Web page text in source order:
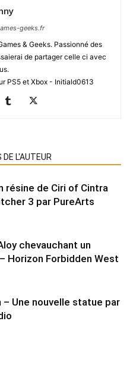
geeks.fr
& Geeks. Passionné des
de partager celle ci avec
PS5 et Xbox - Initiald0613
DE L'AUTEUR
résine de Ciri of Cintra
3 par PureArts
chevauchant un
Horizon Forbidden West
– Une nouvelle statue par